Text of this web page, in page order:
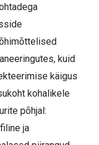
kuid
käigus
kohalikele
põhjal:
ja